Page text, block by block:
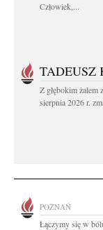
Człowiek,...
TADEUSZ
Z głębokim żalem
sierpnia 2026 r.
POZNAŃ
Łączymy się w